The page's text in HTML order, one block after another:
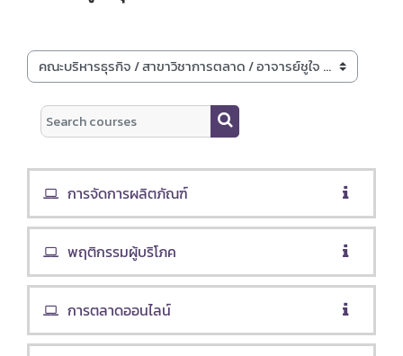
Course categories
Search courses
Search courses
การจัดการผลิตภัณฑ์
พฤติกรรมผู้บริโภค
การตลาดออนไลน์